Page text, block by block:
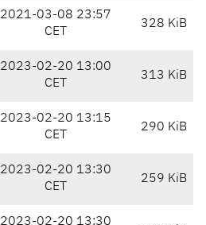
2021-03-08 23:57
CET
328 KiB
2023-02-20 13:00
CET
313 KiB
2023-02-20 13:15
CET
290 KiB
2023-02-20 13:30
CET
259 KiB
2023-02-20 13:30